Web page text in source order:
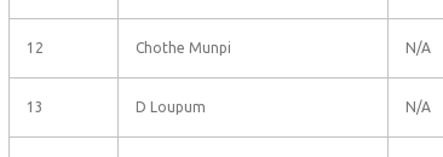
12 Chothe Munpi N/A
13 D Loupum N/A